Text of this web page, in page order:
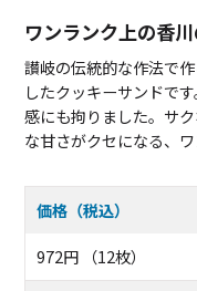
ワンランク上の香
讃岐の伝統的な作法で
したクッキーサンドで
感にも拘りました。サ
な甘さがクセになる、
価格（税込）
972円 （12枚）